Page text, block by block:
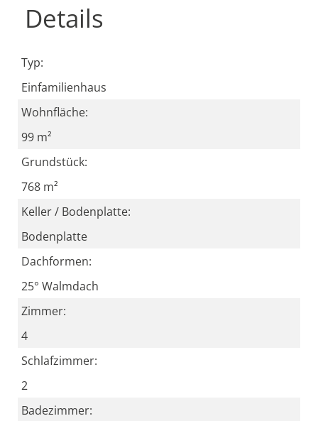
Details
Typ:
Einfamilienhaus
Wohnfläche:
99 m²
Grundstück:
768 m²
Keller / Bodenplatte:
Bodenplatte
Dachformen:
25° Walmdach
Zimmer:
4
Schlafzimmer:
2
Badezimmer: